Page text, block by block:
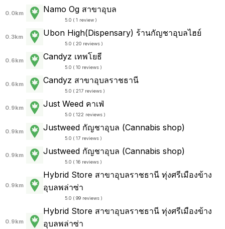
0.0km Namo Og สาขาอุบล
5.0 ( 1 review )
0.3km Ubon High(Dispensary) ร้านกัญชาอุบลไฮย์
5.0 ( 20 reviews )
0.6km Candyz เทพโยธี
5.0 ( 10 reviews )
0.6km Candyz สาขาอุบลราชธานี
5.0 ( 217 reviews )
0.9km Just Weed คาเฟ่
5.0 ( 122 reviews )
0.9km Justweed กัญชาอุบล (Cannabis shop)
5.0 ( 17 reviews )
0.9km Justweed กัญชาอุบล (Cannabis shop)
5.0 ( 16 reviews )
0.9km
Hybrid Store สาขาอุบลราชธานี ทุ่งศรีเมืองข้าง
อุบลพล่าซ่า
5.0 ( 99 reviews )
0.9km
Hybrid Store สาขาอุบลราชธานี ทุ่งศรีเมืองข้าง
อุบลพล่าซ่า